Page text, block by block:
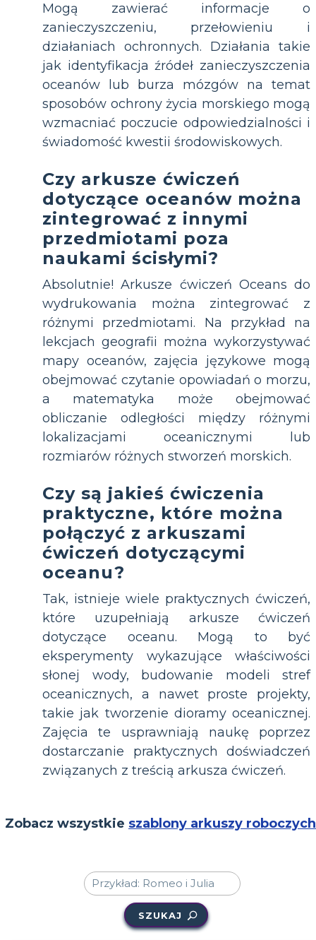
Mogą zawierać informacje o
zanieczyszczeniu, przełowieniu i
działaniach ochronnych. Działania takie
jak identyfikacja źródeł zanieczyszczenia
oceanów lub burza mózgów na temat
sposobów ochrony życia morskiego mogą
wzmacniać poczucie odpowiedzialności i
świadomość kwestii środowiskowych.
Czy arkusze ćwiczeń
dotyczące oceanów można
zintegrować z innymi
przedmiotami poza
naukami ścisłymi?
Absolutnie! Arkusze ćwiczeń Oceans do
wydrukowania można zintegrować z
różnymi przedmiotami. Na przykład na
lekcjach geografii można wykorzystywać
mapy oceanów, zajęcia językowe mogą
obejmować czytanie opowiadań o morzu,
a matematyka może obejmować
obliczanie odległości między różnymi
lokalizacjami oceanicznymi lub
rozmiarów różnych stworzeń morskich.
Czy są jakieś ćwiczenia
praktyczne, które można
połączyć z arkuszami
ćwiczeń dotyczącymi
oceanu?
Tak, istnieje wiele praktycznych ćwiczeń,
które uzupełniają arkusze ćwiczeń
dotyczące oceanu. Mogą to być
eksperymenty wykazujące właściwości
słonej wody, budowanie modeli stref
oceanicznych, a nawet proste projekty,
takie jak tworzenie dioramy oceanicznej.
Zajęcia te usprawniają naukę poprzez
dostarczanie praktycznych doświadczeń
związanych z treścią arkusza ćwiczeń.
Zobacz wszystkie szablony arkuszy roboczych
SZUKAJ